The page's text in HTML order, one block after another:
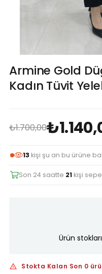
Armine Gold
Kadın Tüvit
₺1.700,00
13 kişi şu an bu ürüne
Son 24 saatte 21 kişi
Ürün
Stokta Kalan Son 0